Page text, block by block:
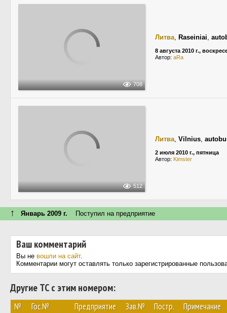
708
Литва, Raseiniai,
8 августа 2010 г.,
Автор: aRa
512
Литва, Vilnius,
2 июля 2010 г., пятница
Автор: Kimster
↑ Январь 2009 г. Поступил на предприятие
Ваш комментарий
Вы не вошли на сайт.
Комментарии могут оставлять только зарегистрированные
Другие ТС с этим номером:
№ Гос.№ Предприятие Зав.№ Постр. Примечание